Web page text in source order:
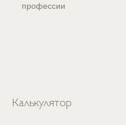
профессии
Калькулятор